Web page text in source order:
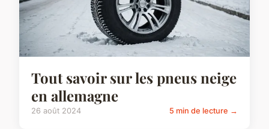
Tout savoir sur les pneus neige
en allemagne
26 août 2024 5 min de lecture →